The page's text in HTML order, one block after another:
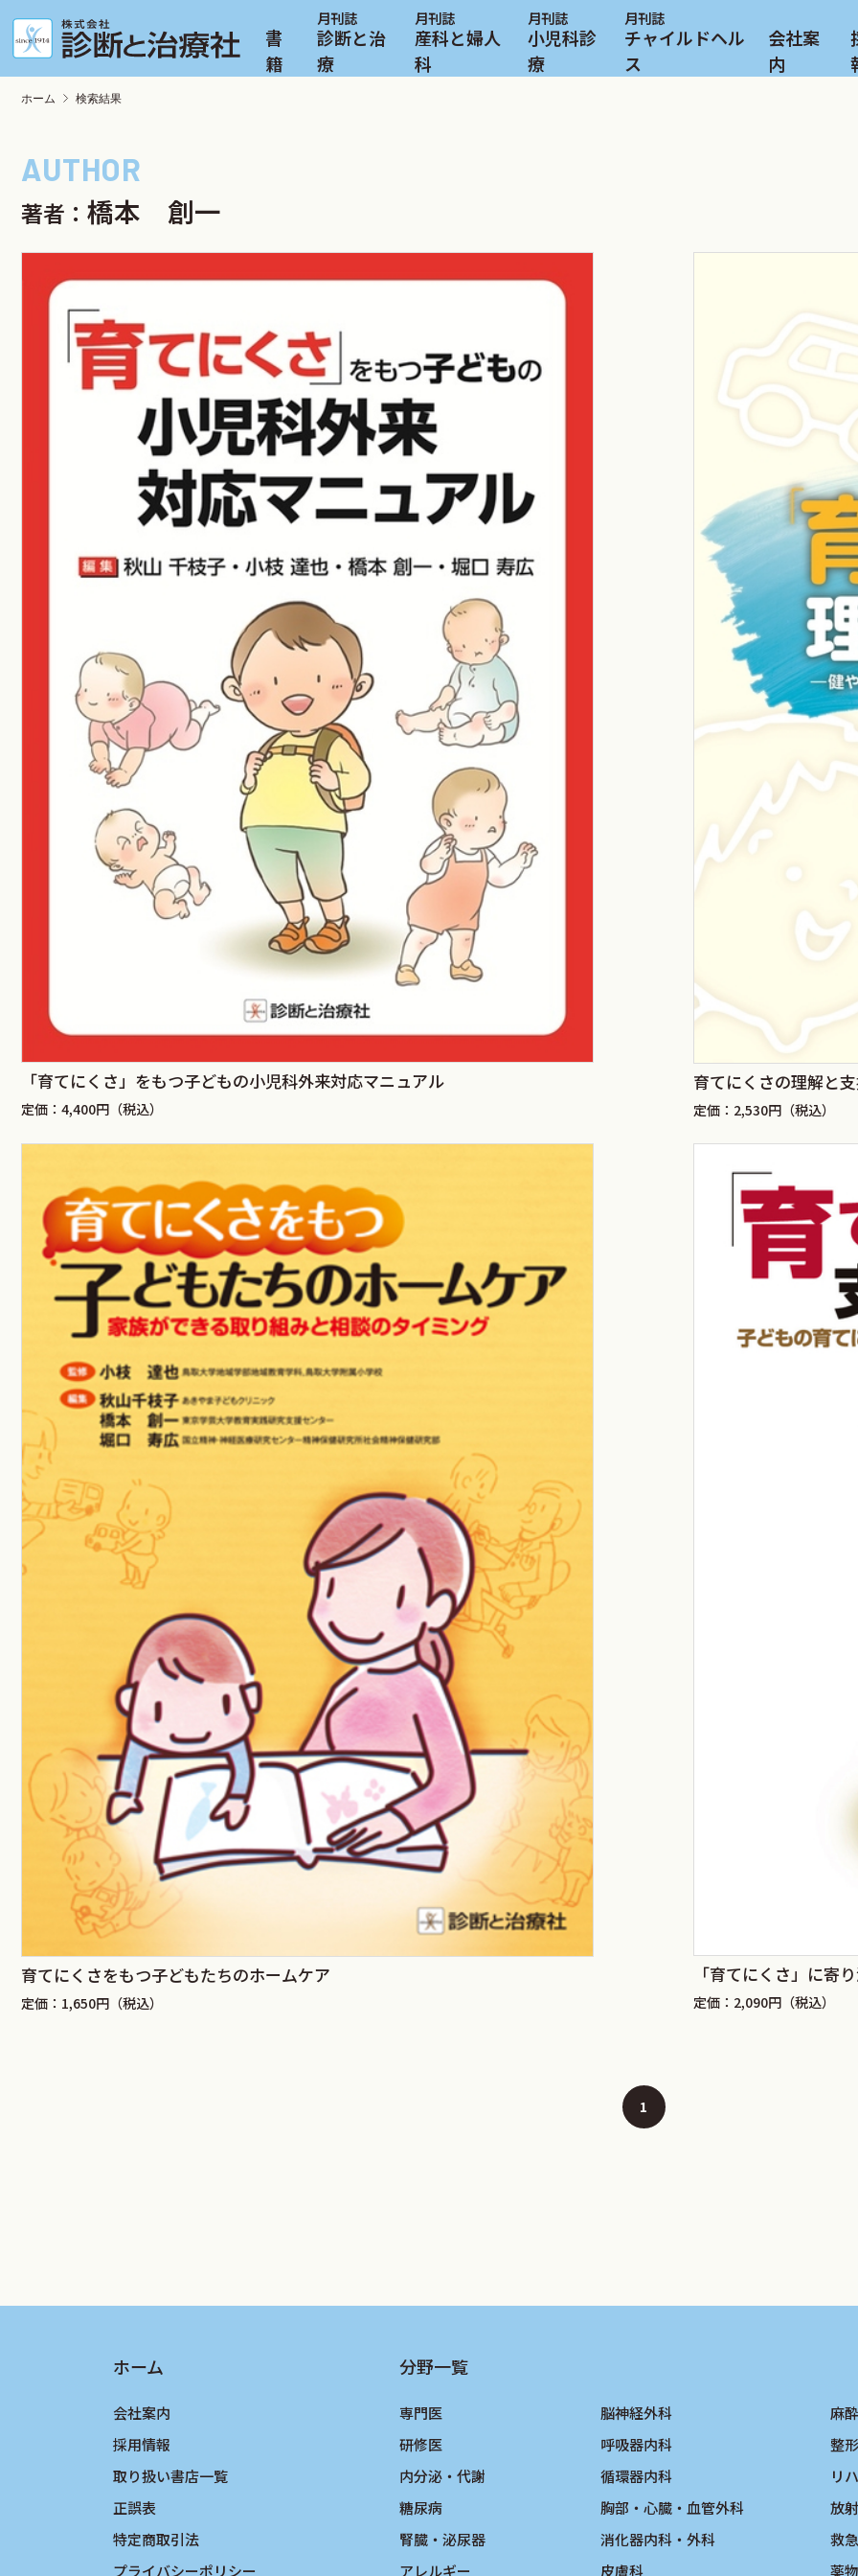
書
籍
診断と治
療
産科と婦人
科
小児科診
療
チャイルドヘル
ス
会社案
内
ホーム 検索結果
著者： 橋本 創一
「育てにくさ」をもつ子どもの小児科外来対応マニュアル
定価：4,400円（税込）
育てにくさの理解と
定価：2,530円（税込）
育てにくさをもつ子どもたちのホームケア
定価：1,650円（税込）
「育てにくさ」に寄
定価：2,090円（税込）
1
ホーム
会社案内
採用情報
取り扱い書店一覧
正誤表
特定商取引法
プライバシーポリシー
分野一覧
専門医
研修医
内分泌・代謝
糖尿病
腎臓・泌尿器
アレルギー
脳神経外科
呼吸器内科
循環器内科
胸部・心臓・血管外科
消化器内科・外科
皮膚科
麻
整
リ
放
救
薬